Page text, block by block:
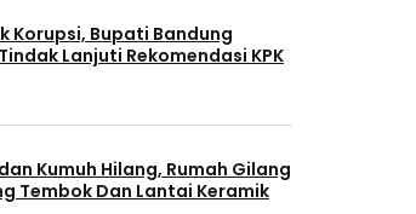
Korupsi, Bupati Bandung
Lanjuti Rekomendasi KPK
Kumuh Hilang, Rumah Gilang
Tembok Dan Lantai Keramik